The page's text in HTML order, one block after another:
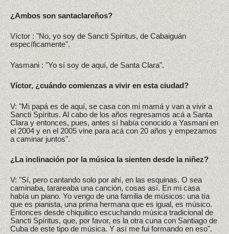
¿Ambos son santaclareños?
Víctor : "No, yo soy de Sancti Spíritus, de Cabaiguán
específicamente".
Yasmani : "Yo sí soy de aquí, de Santa Clara".
Víctor, ¿cuándo comienzas a vivir en esta ciudad?
V: "Mi papá es de aquí, se casa con mi mamá y van a vivir a
Sancti Spíritus. Al cabo de los años regresamos acá a Santa
Clara y entonces, pues, antes sí había conocido a Yasmani en
el 2004 y en el 2005 vine para acá con 20 años y empezamos
a caminar juntos".
¿La inclinación por la música la sienten desde la niñez?
V: "Sí, pero cantando solo por ahí, en las esquinas. O sea
caminaba, tarareaba una canción, cosas así. En mi casa
había un piano. Yo vengo de una familia de músicos: una tía
que es pianista, una prima hermana que es igual, es músico.
Entonces desde chiquitico escuchando música tradicional de
Sancti Spíritus, que, por favor, es la otra cuna con Santiago de
Cuba de este tipo de música. Y así me fui formando en eso".